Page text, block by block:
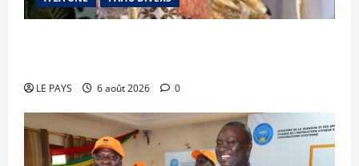
LE PAYS 6 août 2026 0